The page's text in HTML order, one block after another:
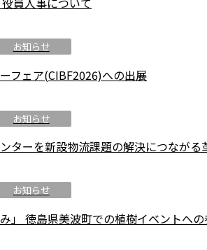
お知らせ
フェア(CIBF2026)への出展
お知らせ
ターを新設――物流課題の解決につなが
お知らせ
」 徳島県美波町での植樹イベントへ